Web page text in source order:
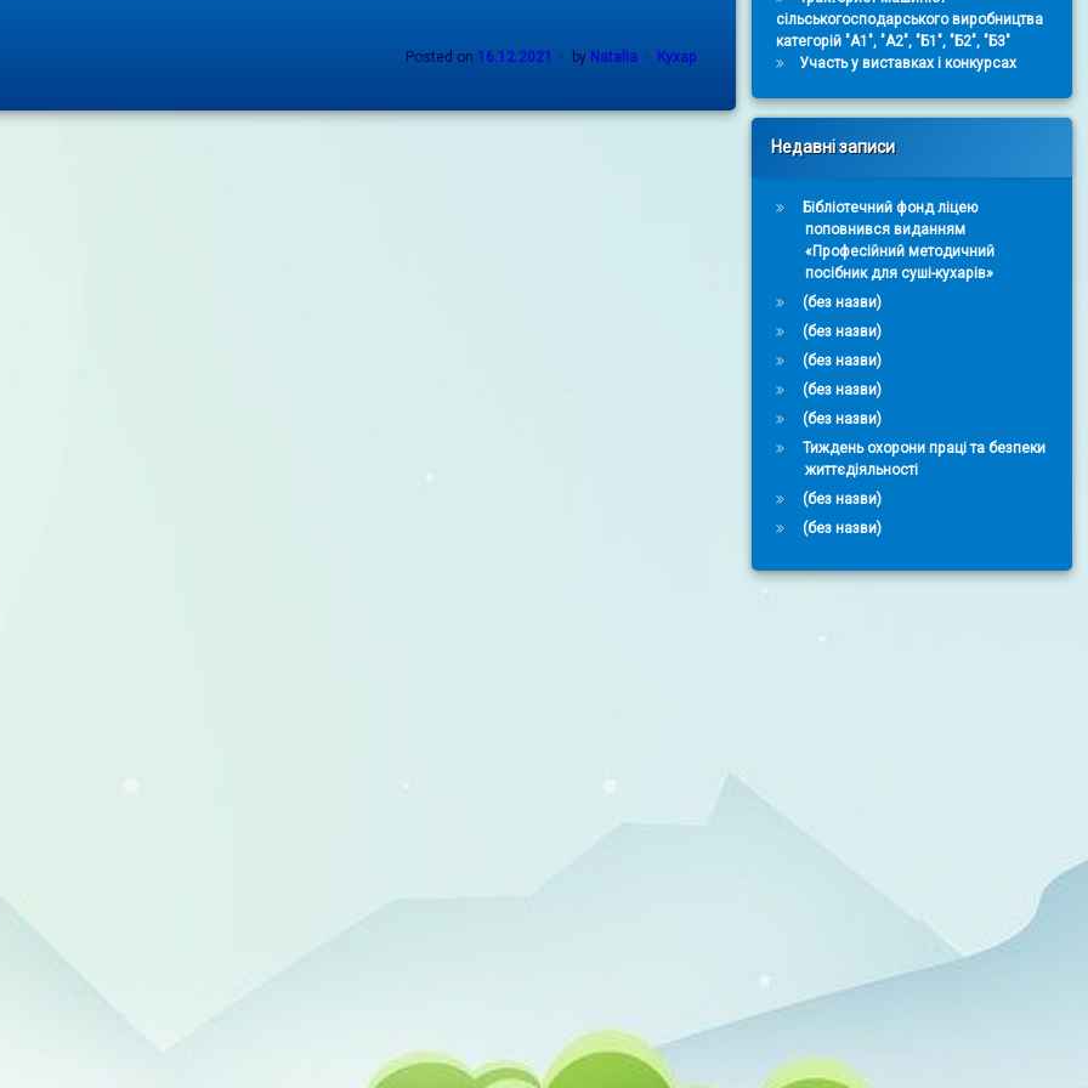
Posted on 16.12.2021 by Natalia Categories:
Кухар
сільськогосподарського виробництва
категорій "А1", "А2", "Б1", "Б2", "Б3"
Участь у виставках і конкурсах
Недавні записи
Бібліотечний фонд ліцею
поповнився виданням
«Професійний методичний
посібник для суші-кухарів»
(без назви)
(без назви)
(без назви)
(без назви)
(без назви)
Тиждень охорони праці та безпеки
життєдіяльності
(без назви)
(без назви)